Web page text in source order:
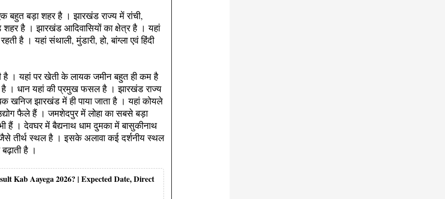
बहुत बड़ा शहर है । झारखंड राज्य में रांची,
है । झारखंड आदिवासियों का क्षेत्र है । यहां
है । यहां संथाली, मुंडारी, हो, बांग्ला एवं हिंदी
है । यहां पर खेती के लायक जमीन बहुत ही कम है
है । धान यहां की प्रमुख फसल है । झारखंड राज्य
खनिज झारखंड में ही पाया जाता है । यहां कोयले
फैले हैं । जमशेदपुर में लोहा का सबसे बड़ा
हैं । देवघर में बैद्यनाथ धाम दुमका में बासुकीनाथ
जैसे तीर्थ स्थल है । इसके अलावा कई दर्शनीय स्थल
है ।
Kab Aayega 2026? | Expected Date, Direct